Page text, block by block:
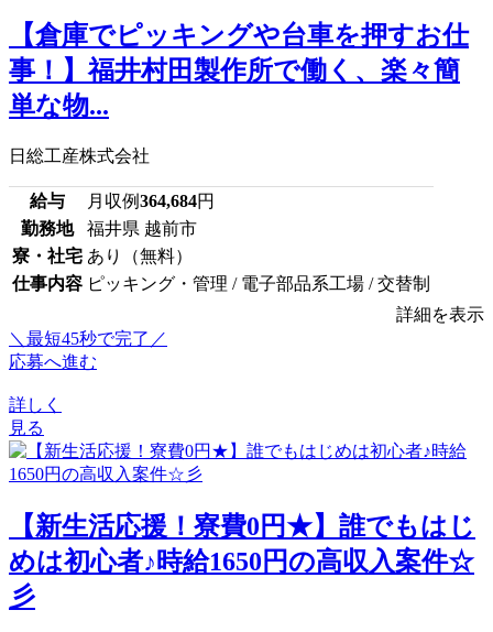
【倉庫でピッキングや台車を押すお仕
事！】福井村田製作所で働く、楽々簡
単な物...
日総工産株式会社
給与 月収例364,684円
勤務地
福井県 越前市
寮・社宅 あり（無料）
仕事内容 ピッキング・管理 / 電子部品系工場 / 交替制
詳細を表示
＼最短45秒で完了／
応募へ進む
詳しく
見る
【新生活応援！寮費0円★】誰でもはじ
めは初心者♪時給1650円の高収入案件☆
彡